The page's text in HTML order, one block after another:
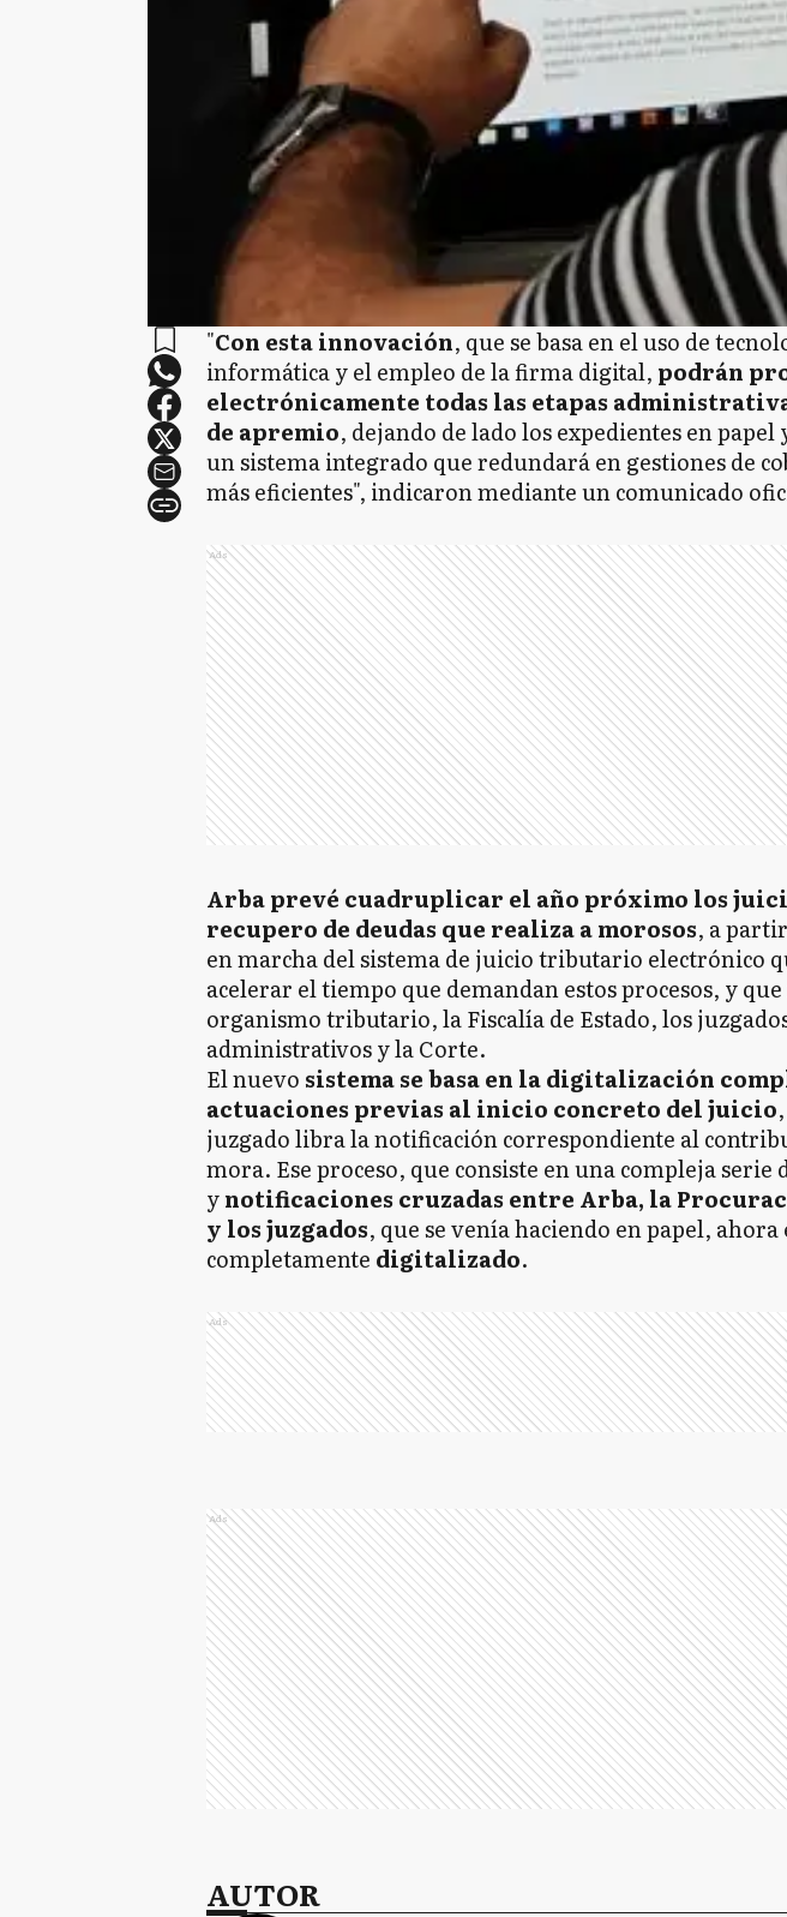
"Con esta innovación, que se basa en el uso de
informática y el empleo de la firma digital, podrán
electrónicamente todas las etapas
de apremio, dejando de lado los expedientes en papel
un sistema integrado que redundará en gestiones de
más eficientes", indicaron mediante un comunicado
Ads
Arba prevé cuadruplicar el año próximo los
recupero de deudas que realiza a morosos, a
en marcha del sistema de juicio tributario electrónico
acelerar el tiempo que demandan estos procesos, y
organismo tributario, la Fiscalía de Estado, los
administrativos y la Corte.
El nuevo sistema se basa en la digitalización
actuaciones previas al inicio concreto del juicio
juzgado libra la notificación correspondiente al
mora. Ese proceso, que consiste en una compleja serie
ynotificaciones cruzadas entre Arba, la
y los juzgados, que se venía haciendo en papel, ahora
completamente digitalizado.
Ads
Ads
AUTOR